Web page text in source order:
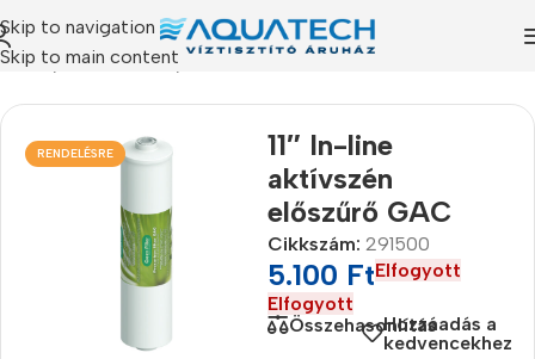
Skip to navigation
Skip to main content
/ Szűrőbetétek/
RENDELÉSRE
11″ In-line
aktívszén
előszűrő GAC
Cikkszám: 291500
5.100 FtElfogyott
Elfogyott
ÖsszehasonlításHozzáadás a
kedvencekhez